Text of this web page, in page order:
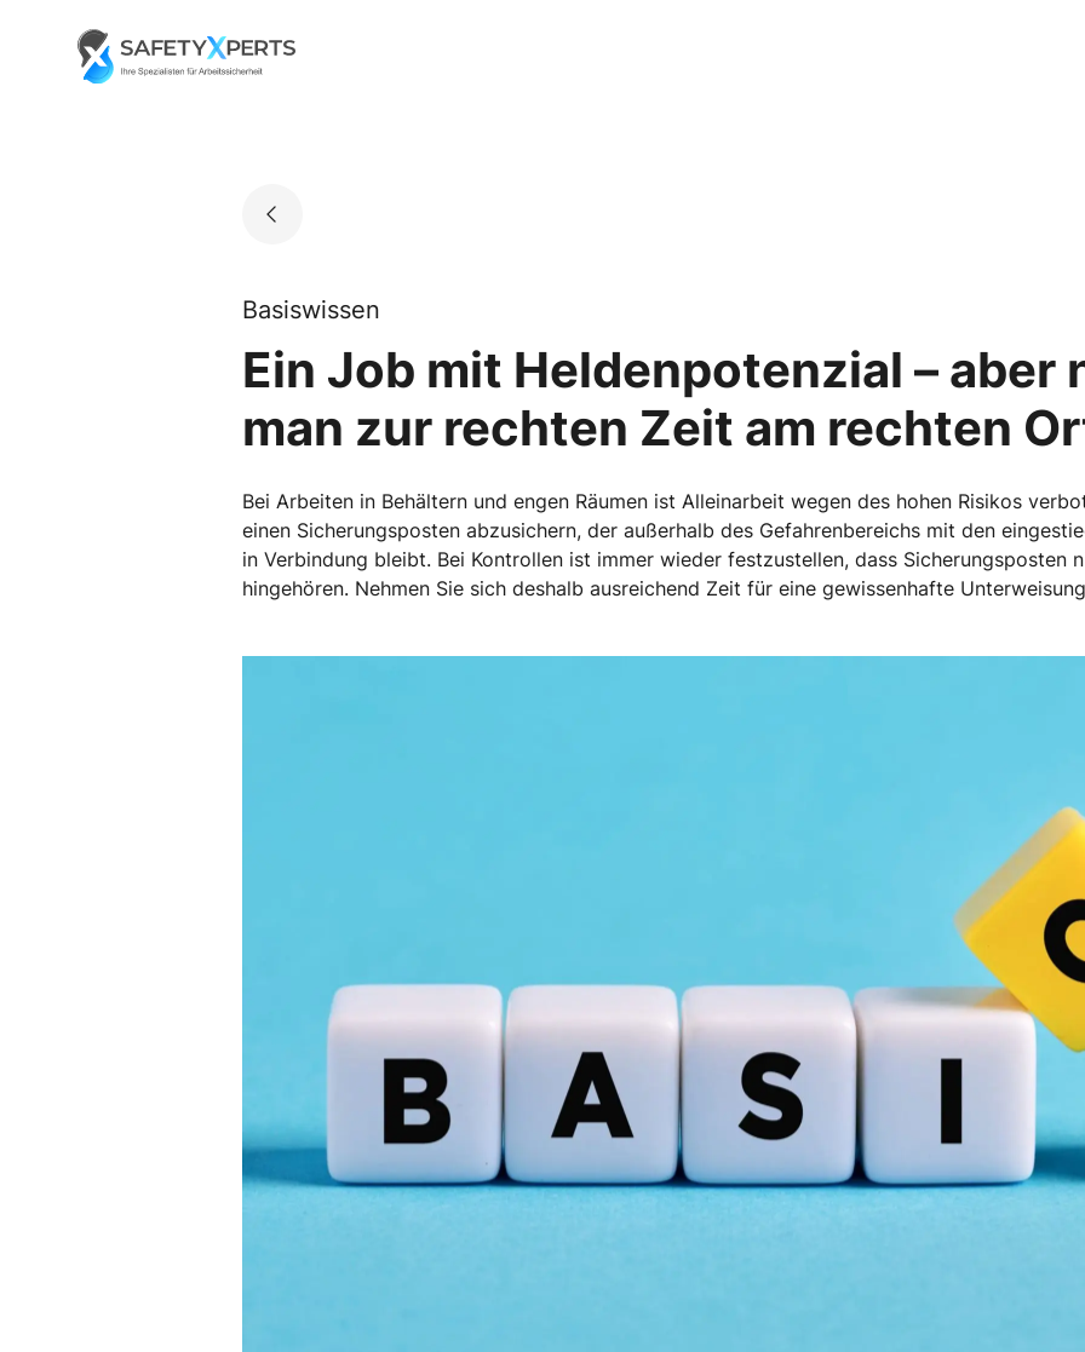
Go to landing page.
Basiswissen
Ein Job mit Heldenpotenzial – aber
man zur rechten Zeit am rechten
Bei Arbeiten in Behältern und engen Räumen ist Alleinarbeit wegen des hohen Risikos
einen Sicherungsposten abzusichern, der außerhalb des Gefahrenbereichs mit den
in Verbindung bleibt. Bei Kontrollen ist immer wieder festzustellen, dass Sicherungsposten
hingehören. Nehmen Sie sich deshalb ausreichend Zeit für eine gewissenhafte